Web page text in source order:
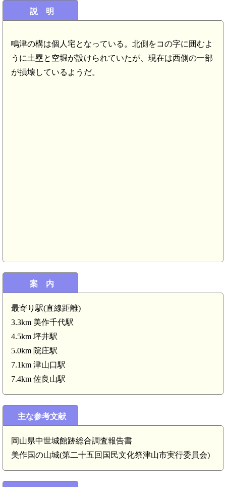
説 明
鴫津の構は個人宅となっている。北側をコの字に囲むよ
うに土塁と空堀が設けられていたが、現在は西側の一部
が損壊しているようだ。
案 内
最寄り駅(直線距離)
3.3km 美作千代駅
4.5km 坪井駅
5.0km 院庄駅
7.1km 津山口駅
7.4km 佐良山駅
主な参考文献
岡山県中世城館跡総合調査報告書
美作国の山城(第二十五回国民文化祭津山市実行委員会)
美作 岩棚構(3.1km)
美作 春日